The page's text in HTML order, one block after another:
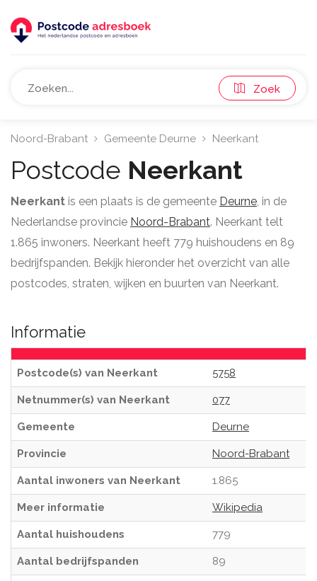
Zoek
Noord-Brabant Gemeente Deurne Neerkant
Postcode Neerkant
Neerkant is een plaats is de gemeente Deurne, in de
Nederlandse provincie Noord-Brabant. Neerkant telt
1.865 inwoners. Neerkant heeft 779 huishoudens en 89
bedrijfspanden. Bekijk hieronder het overzicht van alle
postcodes, straten, wijken en buurten van Neerkant.
Informatie
Postcode(s) van Neerkant 5758
Netnummer(s) van Neerkant 077
Gemeente Deurne
Provincie Noord-Brabant
Aantal inwoners van Neerkant 1.865
Meer informatie Wikipedia
Aantal huishoudens 779
Aantal bedrijfspanden 89